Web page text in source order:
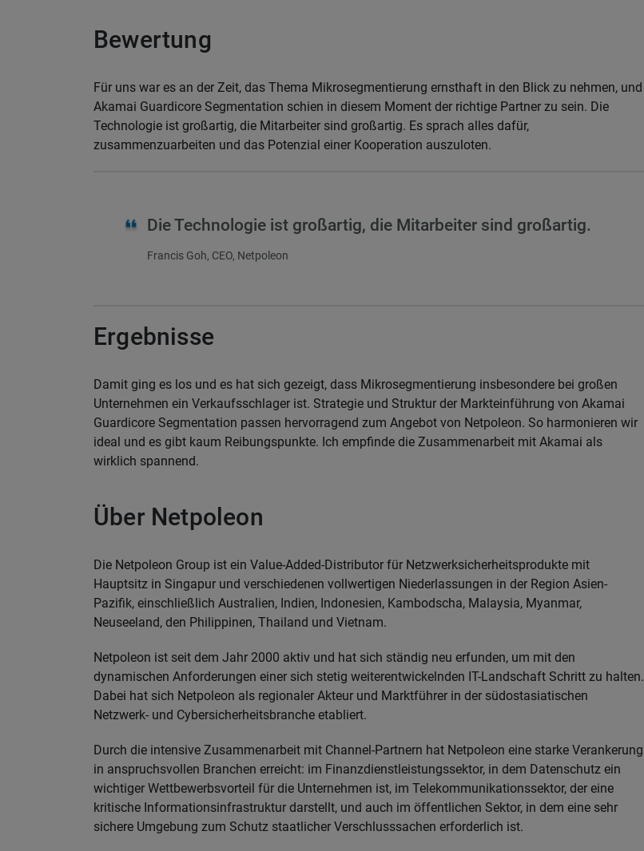
Bewertung
Für uns war es an der Zeit, das Thema Mikrosegmentierung ernsthaft in den Blick zu nehmen, und
Akamai Guardicore Segmentation schien in diesem Moment der richtige Partner zu sein. Die
Technologie ist großartig, die Mitarbeiter sind großartig. Es sprach alles dafür,
zusammenzuarbeiten und das Potenzial einer Kooperation auszuloten.
Die Technologie ist großartig, die Mitarbeiter sind großartig.
Francis Goh, CEO, Netpoleon
Ergebnisse
Damit ging es los und es hat sich gezeigt, dass Mikrosegmentierung insbesondere bei großen
Unternehmen ein Verkaufsschlager ist. Strategie und Struktur der Markteinführung von Akamai
Guardicore Segmentation passen hervorragend zum Angebot von Netpoleon. So harmonieren wir
ideal und es gibt kaum Reibungspunkte. Ich empfinde die Zusammenarbeit mit Akamai als
wirklich spannend.
Über Netpoleon
Die Netpoleon Group ist ein Value-Added-Distributor für Netzwerksicherheitsprodukte mit
Hauptsitz in Singapur und verschiedenen vollwertigen Niederlassungen in der Region Asien-
Pazifik, einschließlich Australien, Indien, Indonesien, Kambodscha, Malaysia, Myanmar,
Neuseeland, den Philippinen, Thailand und Vietnam.
Netpoleon ist seit dem Jahr 2000 aktiv und hat sich ständig neu erfunden, um mit den
dynamischen Anforderungen einer sich stetig weiterentwickelnden IT-Landschaft Schritt zu halten.
Dabei hat sich Netpoleon als regionaler Akteur und Marktführer in der südostasiatischen
Netzwerk- und Cybersicherheitsbranche etabliert.
Durch die intensive Zusammenarbeit mit Channel-Partnern hat Netpoleon eine starke Verankerung
in anspruchsvollen Branchen erreicht: im Finanzdienstleistungssektor, in dem Datenschutz ein
wichtiger Wettbewerbsvorteil für die Unternehmen ist, im Telekommunikationssektor, der eine
kritische Informationsinfrastruktur darstellt, und auch im öffentlichen Sektor, in dem eine sehr
sichere Umgebung zum Schutz staatlicher Verschlusssachen erforderlich ist.